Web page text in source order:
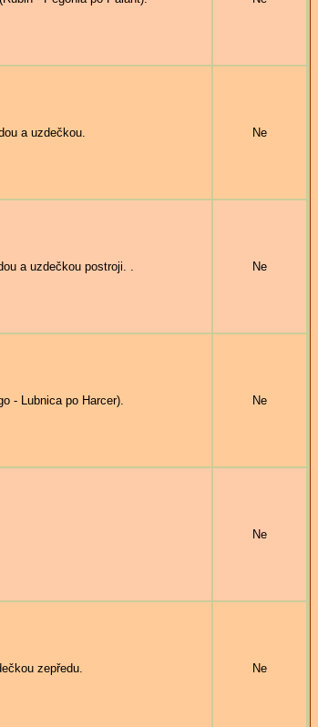
a uzdečkou. Ne
a uzdečkou postroji. . Ne
- Lubnica po Harcer). Ne
Ne
zepředu. Ne